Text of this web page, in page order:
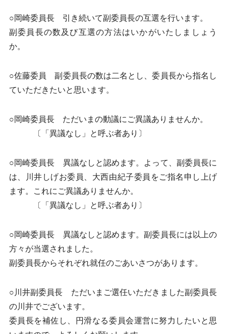
○岡崎委員長 引き続いて副委員長の互選を行います。
副委員長の数及び互選の方法はいかがいたしましょう
か。
○佐藤委員 副委員長の数は二名とし、委員長から指名し
ていただきたいと思います。
○岡崎委員長 ただいまの動議にご異議ありませんか。
〔「異議なし」と呼ぶ者あり〕
○岡崎委員長 異議なしと認めます。よって、副委員長に
は、川井しげお委員、大西由紀子委員をご指名申し上げ
ます。これにご異議ありませんか。
〔「異議なし」と呼ぶ者あり〕
○岡崎委員長 異議なしと認めます。副委員長には以上の
方々が当選されました。
副委員長からそれぞれ就任のごあいさつがあります。
○川井副委員長 ただいまご選任いただきました副委員長
の川井でございます。
委員長を補佐し、円滑なる委員会運営に努力したいと思